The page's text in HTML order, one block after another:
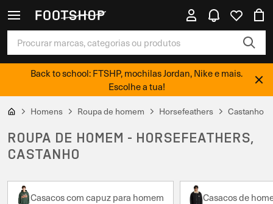
Back to school: FTSHP, mochilas Jordan, Nike e mais.
Escolhe a tua!
Homens Roupa de homem Horsefeathers Castanho
ROUPA DE HOMEM - HORSEFEATHERS,
CASTANHO
Casacos com capuz para homem Casacos de